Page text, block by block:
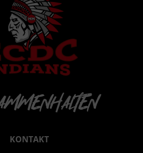
KONTAKT